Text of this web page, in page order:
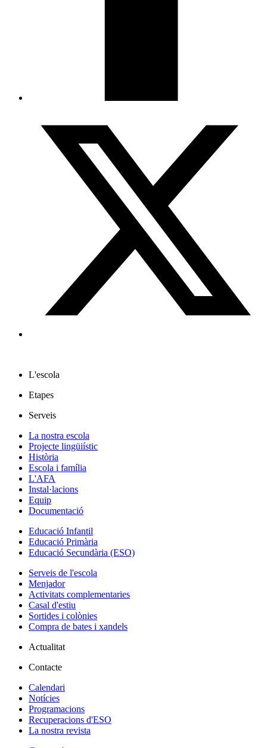
L'escola
Etapes
Serveis
La nostra escola
Projecte lingüiístic
Història
Escola i família
L'AFA
Instal·lacions
Equip
Documentació
Educació Infantil
Educació Primària
Educació Secundària (ESO)
Serveis de l'escola
Menjador
Activitats complementaries
Casal d'estiu
Sortides i colònies
Compra de bates i xandels
Actualitat
Contacte
Calendari
Notícies
Programacions
Recuperacions d'ESO
La nostra revista